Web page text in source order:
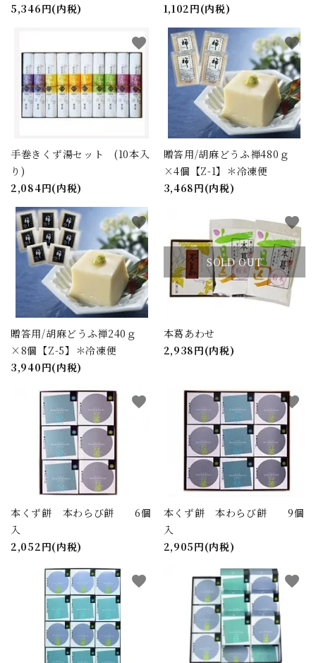
5,346円(内税)
1,102円(内税)
手巻きくず湯セット (10本入
り)
2,084円(内税)
favorite
贈答用/胡麻どうふ禅480ｇ
×4個【Z-1】＊冷凍便
3,468円(内税)
favorite
贈答用/胡麻どうふ禅240ｇ
×8個【Z-5】＊冷凍便
3,940円(内税)
favorite
SOLD OUT
本葛あわせ
2,938円(内税)
favorite
本くず餅 本わらび餅 6個
入
2,052円(内税)
favorite
本くず餅 本わらび餅 9個
入
2,905円(内税)
favorite
favorite favorite